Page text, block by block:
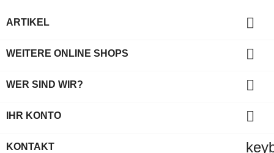
ARTIKEL 
WEITERE ONLINE SHOPS 
WER SIND WIR? 
IHR KONTO 
KONTAKT